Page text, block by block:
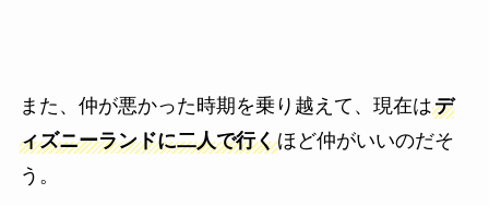
また、仲が悪かった時期を乗り越えて、現在はデ
ィズニーランドに二人で行くほど仲がいいのだそ
う。